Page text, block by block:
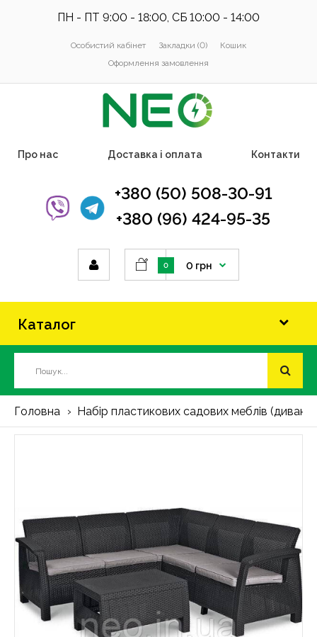
ПН - ПТ 9:00 - 18:00, СБ 10:00 - 14:00
Особистий кабінет Закладки (0)
Кошик
Оформлення замовлення
Про нас Доставка і оплата Контакти
+380 (50) 508-30-91
+380 (96) 424-95-35
0 0 грн
Каталог
Головна Набір пластикових садових меблів